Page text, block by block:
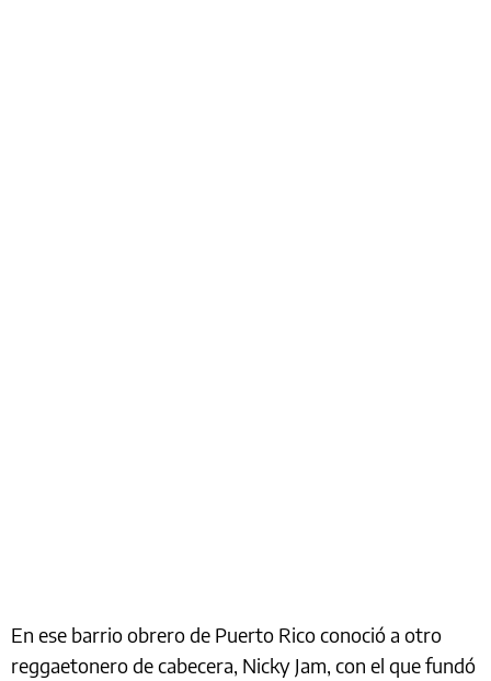
En ese barrio obrero de Puerto Rico conoció a otro
reggaetonero de cabecera, Nicky Jam, con el que fundó